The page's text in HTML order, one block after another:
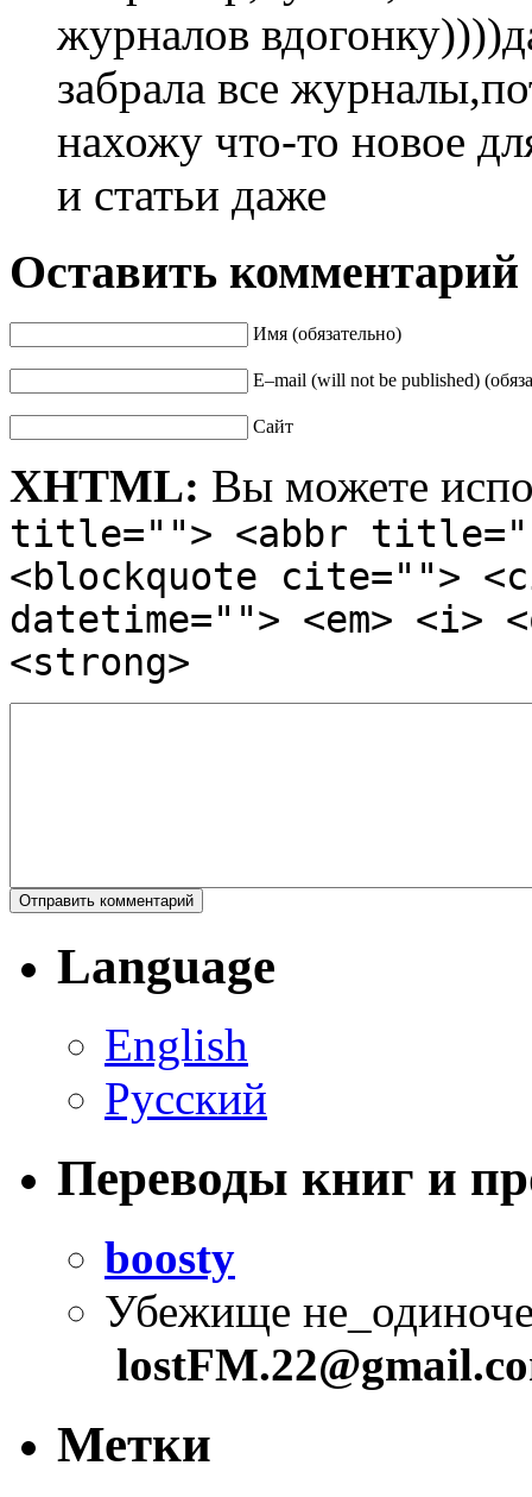
журналов
забрала все
нахожу что-то новое
и статьи даже
Оставить комментарий
Имя (обязательно)
E–mail (will not be published)
Сайт
XHTML: Вы можете
title=""> <abbr
<blockquote cite="">
datetime=""> <em>
<strong>
Language
English
Русский
Переводы книг и
boosty
Убежище
Метки